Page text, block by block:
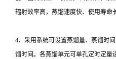
辐射效率高，蒸馏速度快、使用寿命
4、采用系统可设置蒸馏量、蒸馏时
馏时间。各蒸馏单元可单孔定时定量